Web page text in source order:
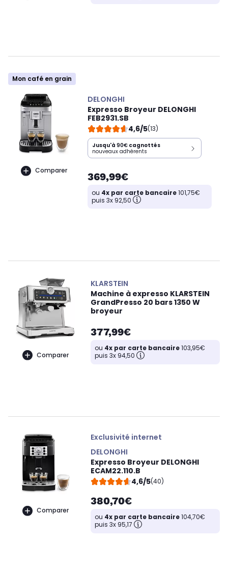
Mon café en grain
Comparer
DELONGHI
Expresso Broyeur DELONGHI
FEB2931.SB
4,6/5(13)
Jusqu'à 90€ cagnottés
nouveaux adhérents
369,99€
ou 4x par carte bancaire101,75€
puis 3x 92,50
Comparer
KLARSTEIN
Machine à expresso KLARSTEIN
GrandPresso 20 bars 1350 W
broyeur
377,99€
ou 4x par carte bancaire103,95€
puis 3x 94,50
Comparer
Exclusivité internet
DELONGHI
Expresso Broyeur DELONGHI
ECAM22.110.B
4,6/5(40)
380,70€
ou 4x par carte bancaire104,70€
puis 3x 95,17